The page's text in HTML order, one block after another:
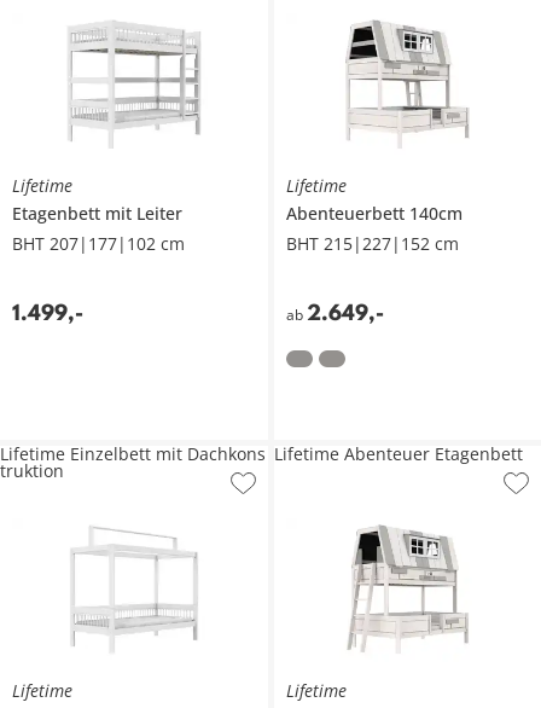
Lifetime
Etagenbett mit Leiter
BHT 207|177|102 cm
1.499,-
Lifetime
Abenteuerbett 140cm
BHT 215|227|152 cm
ab 2.649,-
Lifetime
Lifetime Einzelbett mit Dachkons
truktion
Lifetime
Lifetime Abenteuer Etagenbett